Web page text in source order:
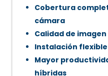
Cobertura
cámara
Calidad de
Instalación flexible
Mayor
híbridas